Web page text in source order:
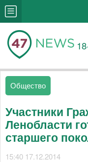
Общество
Участники
Ленобласти
старшего
15:40 17.12.2014